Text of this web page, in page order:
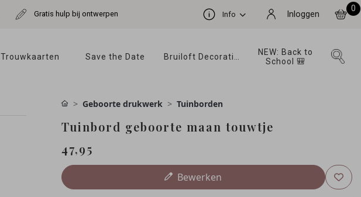
Gratis hulp bij ontwerpen Info Inloggen
0
Trouwkaarten Save the Date
NEW: Back to
School 🎒
Geboorte drukwerk Tuinborden
Tuinbord geboorte maan touwtje
47,95
Bewerken